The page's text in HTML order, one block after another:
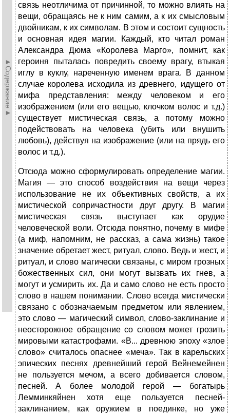
►Содержание►
связь неотличима от при­чинной, то можно влиять на
вещи, обращаясь не к ним самим, а к их смысловым
двойникам, к их символам. В этом и состоит сущность
и основная идея магии. Каждый, кто читал роман
Александра Дюма «Королева Марго», помнит, как
героиня пыталась повредить своему врагу, втыкая
иглу в куклу, нареченную именем врага. В данном
слу­чае королева исходила из древнего, идущего от
мифа представле­ния: между человеком и его
изображением (или его вещью, клочком волос и т.д.)
существует мистическая связь, а потому можно
подейст­вовать на человека (убить или внушить
любовь), действуя на изобра­жение (или на прядь его
волос и т.д.).
Отсюда можно сформулировать определение магии.
Магия — это способ воздействия на вещи через
использование не их объек­тивных свойств, а их
мистической сопричастности друг другу. В ма­гии
мистическая связь выступает как орудие
человеческой воли. Отсюда понятно, почему в мифе
(а миф, напомним, не рассказ, а сама жизнь) такое
значение обретает жест, ритуал, слово. Ведь и жест, и
ритуал, и слово магически связаны, с миром грозных
божественных сил, они могут вызвать их гнев, а
могут и усмирить их. Да и само слово не есть просто
слово в нашем понимании. Слово всегда мистически
связано с обозначаемым предметом или явлением,
это слово — маги­ческий символ, слово-заклинание и
неосторожное обращение со сло­вом может грозить
мировыми катастрофами. «В... древнюю эпоху «злое
слово» считалось опаснее «меча». Так в карельских
эпических песнях древнейший герой Вейнемейнен
не пользуется мечом, а всего добивается словом,
песней. А более молодой герой — богатырь
Лемминкяйнен хотя еще пользуется песней-
заклинанием, как оружием в поединке, но уже